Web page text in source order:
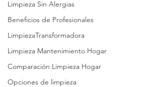
Limpieza Sin Alergias
Beneficios de Profesionales
LimpiezaTransformadora
Limpieza Mantenimiento Hogar
Comparación Limpieza Hogar
Opciones de limpieza